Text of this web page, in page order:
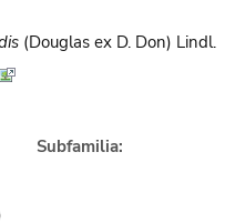
(Douglas ex D. Don) Lindl.
Subfamilia: